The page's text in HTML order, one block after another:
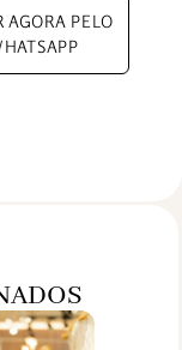
AGORA PELO